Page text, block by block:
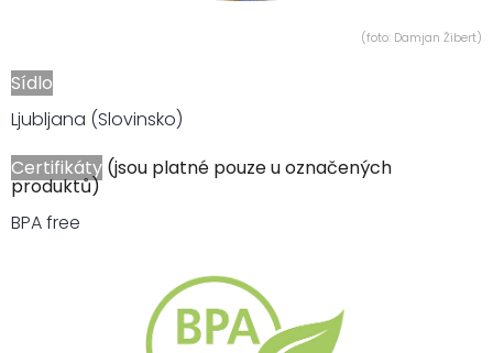
(foto: Damjan Žibert)
Sídlo
Ljubljana (Slovinsko)
Certifikáty (jsou platné pouze u označených
produktů)
BPA free